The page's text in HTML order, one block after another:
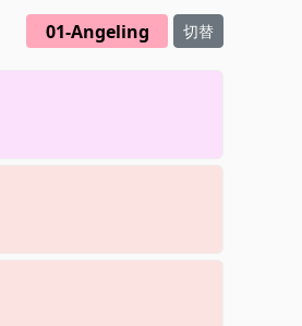
01-Angeling 切替